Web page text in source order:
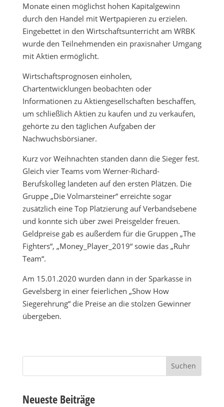
Monate einen möglichst hohen Kapitalgewinn
durch den Handel mit Wertpapieren zu erzielen.
Eingebettet in den Wirtschaftsunterricht am WRBK
wurde den Teilnehmenden ein praxisnaher Umgang
mit Aktien ermöglicht.
Wirtschaftsprognosen einholen,
Chartentwicklungen beobachten oder
Informationen zu Aktiengesellschaften beschaffen,
um schließlich Aktien zu kaufen und zu verkaufen,
gehörte zu den täglichen Aufgaben der
Nachwuchsbörsianer.
Kurz vor Weihnachten standen dann die Sieger fest.
Gleich vier Teams vom Werner-Richard-
Berufskolleg landeten auf den ersten Plätzen. Die
Gruppe „Die Volmarsteiner“ erreichte sogar
zusätzlich eine Top Platzierung auf Verbandsebene
und konnte sich über zwei Preisgelder freuen.
Geldpreise gab es außerdem für die Gruppen „The
Fighters“, „Money_Player_2019“ sowie das „Ruhr
Team“.
Am 15.01.2020 wurden dann in der Sparkasse in
Gevelsberg in einer feierlichen „Show How
Siegerehrung“ die Preise an die stolzen Gewinner
übergeben.
Suchen
Neueste Beiträge